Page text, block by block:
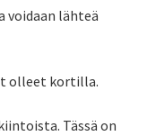
voidaan lähteä
olleet kortilla.
Tässä on